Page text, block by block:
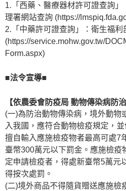
1.「西藥、醫療器材許可證查詢
理署網站查詢 (https://
2.「中藥許可證查詢」：衛生福利
(https://service.mohw.gov.tw/
Form.aspx)
■法令宣導■
【依農委會防疫局 動物傳染病防
(一)為防治動物傳染病，境外動物
入我國，應符合動物檢疫規定，
擅自輸入應施檢疫物者最高可處7
臺幣300萬元以下罰金。應施檢疫
定申請檢疫者，得處新臺幣5萬元
得按次處罰。
(二)境外商品不得隨貨贈送應施檢